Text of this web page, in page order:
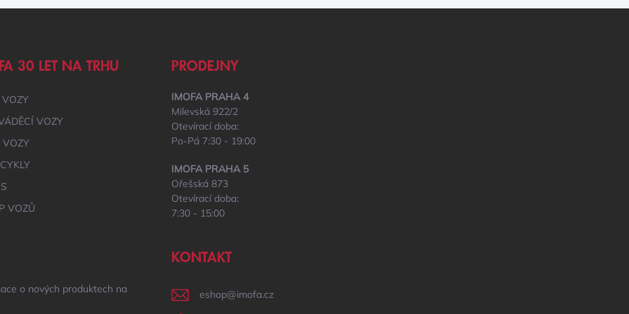
30 LET NA TRHU
VOZY
VOZY
VOZŮ
PRODEJNY
IMOFA PRAHA 4
Milevská 922/2
Otevírací doba:
Po-Pá 7:30 - 19:00
IMOFA PRAHA 5
Ořešská 873
Otevírací doba:
7:30 - 15:00
o nových produktech na
KONTAKT
eshop@imofa.cz